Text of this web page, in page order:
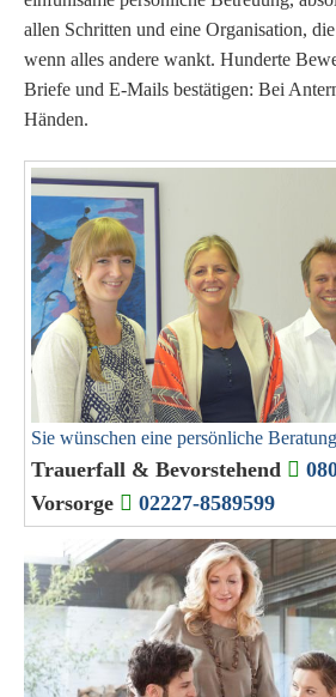
allen Schritten und eine Organisation,
wenn alles andere wankt. Hunderte
Briefe und E-Mails bestätigen: Bei
Händen.
Sie wünschen eine persönliche
Trauerfall & Bevorstehend
Vorsorge 02227-8589599